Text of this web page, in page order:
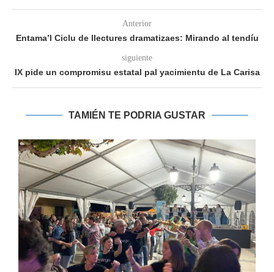
Anterior
Entama’l Ciclu de llectures dramatizaes: Mirando al tendíu
siguiente
IX pide un compromisu estatal pal yacimientu de La Carisa
TAMIÉN TE PODRIA GUSTAR